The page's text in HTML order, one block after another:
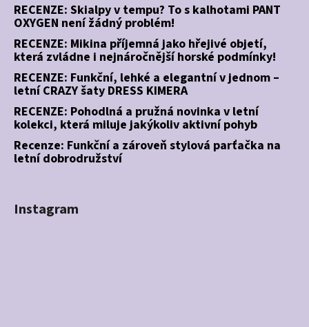
RECENZE: Skialpy v tempu? To s kalhotami PANT
OXYGEN není žádný problém!
RECENZE: Mikina příjemná jako hřejivé objetí,
která zvládne i nejnáročnější horské podmínky!
RECENZE: Funkční, lehké a elegantní v jednom –
letní CRAZY šaty DRESS KIMERA
RECENZE: Pohodlná a pružná novinka v letní
kolekci, která miluje jakýkoliv aktivní pohyb
Recenze: Funkční a zároveň stylová parťačka na
letní dobrodružství
Instagram